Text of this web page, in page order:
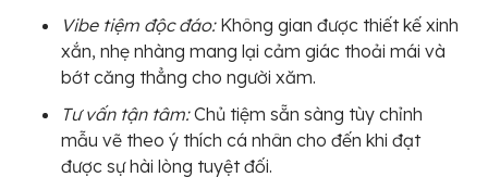
Vibe tiệm độc đáo:Không gian được thiết kế xinh
xắn, nhẹ nhàng mang lại cảm giác thoải mái và
bớt căng thẳng cho người xăm.
Tư vấn tận tâm:Chủ tiệm sẵn sàng tùy chỉnh
mẫu vẽ theo ý thích cá nhân cho đến khi đạt
được sự hài lòng tuyệt đối.